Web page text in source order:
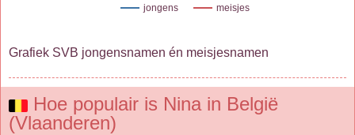
jongens meisjes
Grafiek SVB jongensnamen én meisjesnamen
Hoe populair is Nina in België
(Vlaanderen)